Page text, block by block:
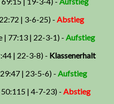
| 3-6-25) - Abstieg
| 77:13 | 22-3-1) - Aufstieg
| 22-3-8) - Klassenerhalt
| 23-5-6) - Aufstieg
| 4-7-23) - Abstieg